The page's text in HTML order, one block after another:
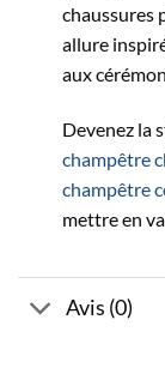
chaussures
allure
aux
Devenez la
champêtre
champêtre
mettre en
Avis (0)